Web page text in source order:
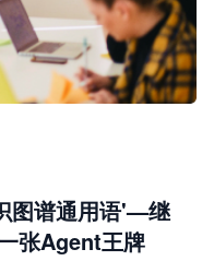
图谱通用语'—继
张Agent王牌